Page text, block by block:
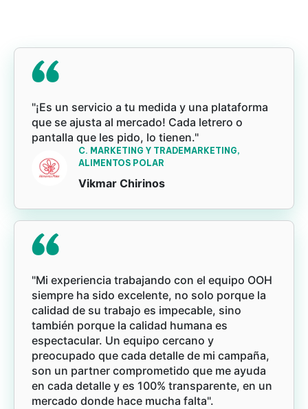
"¡Es un servicio a tu medida y una plataforma
que se ajusta al mercado! Cada letrero o
pantalla que les pido, lo tienen."
C. MARKETING Y TRADEMARKETING,
ALIMENTOS POLAR
Vikmar Chirinos
"Mi experiencia trabajando con el equipo OOH
siempre ha sido excelente, no solo porque la
calidad de su trabajo es impecable, sino
también porque la calidad humana es
espectacular. Un equipo cercano y
preocupado que cada detalle de mi campaña,
son un partner comprometido que me ayuda
en cada detalle y es 100% transparente, en un
mercado donde hace mucha falta".